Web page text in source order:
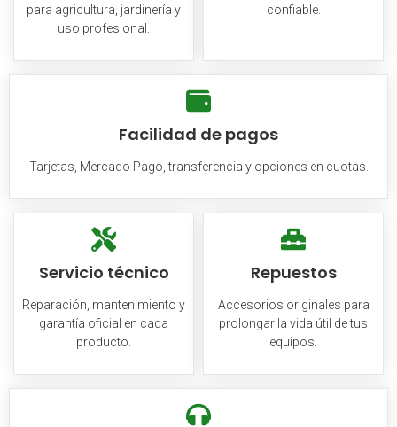
para agricultura, jardinería y
uso profesional.
confiable.
Facilidad de pagos
Tarjetas, Mercado Pago, transferencia y opciones en cuotas.
Servicio técnico
Reparación, mantenimiento y
garantía oficial en cada
producto.
Repuestos
Accesorios originales para
prolongar la vida útil de tus
equipos.